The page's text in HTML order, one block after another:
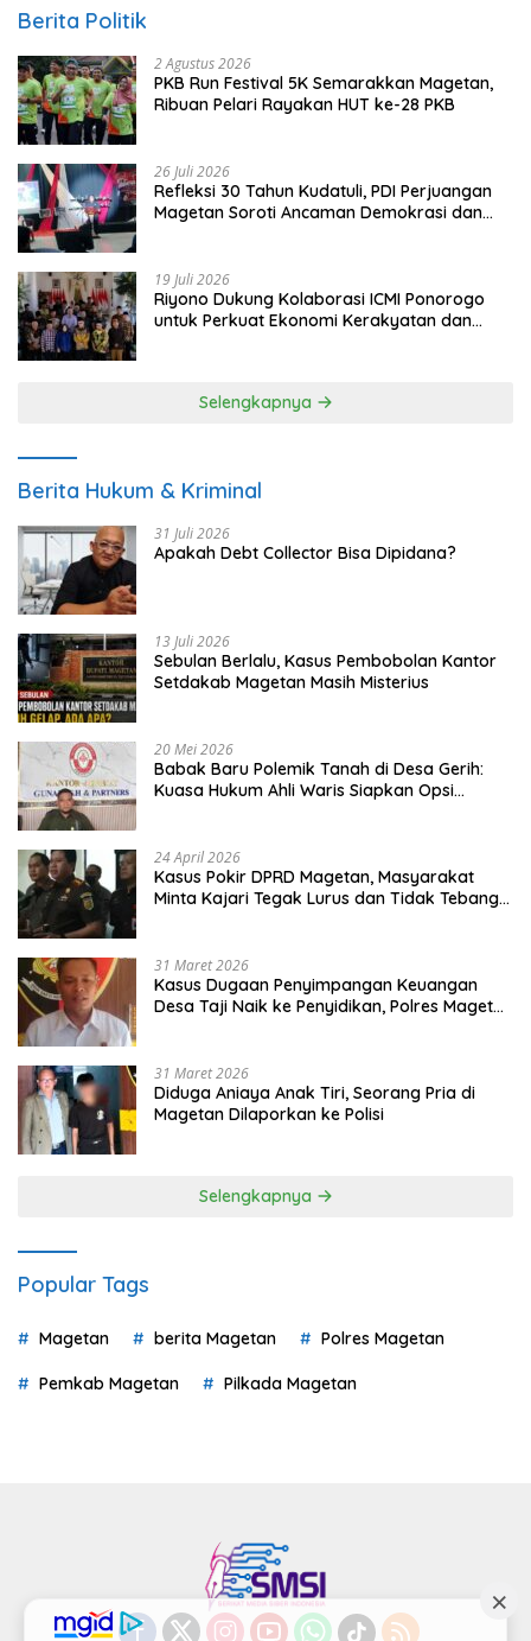
Berita Politik
2 Agustus 2026
PKB Run Festival 5K Semarakkan Magetan,
Ribuan Pelari Rayakan HUT ke-28 PKB
26 Juli 2026
Refleksi 30 Tahun Kudatuli, PDI Perjuangan
Magetan Soroti Ancaman Demokrasi dan
19 Juli 2026
Riyono Dukung Kolaborasi ICMI Ponorogo
untuk Perkuat Ekonomi Kerakyatan dan
Selengkapnya
Berita Hukum & Kriminal
31 Juli 2026
Apakah Debt Collector Bisa Dipidana?
13 Juli 2026
Sebulan Berlalu, Kasus Pembobolan Kantor
Setdakab Magetan Masih Misterius
20 Mei 2026
Babak Baru Polemik Tanah di Desa Gerih:
Kuasa Hukum Ahli Waris Siapkan Opsi
24 April 2026
Kasus Pokir DPRD Magetan, Masyarakat
Minta Kajari Tegak Lurus dan Tidak Tebang
31 Maret 2026
Kasus Dugaan Penyimpangan Keuangan
Desa Taji Naik ke Penyidikan, Polres Magetan
31 Maret 2026
Diduga Aniaya Anak Tiri, Seorang Pria di
Magetan Dilaporkan ke Polisi
Selengkapnya
Popular Tags
Magetan berita Magetan Polres Magetan
Pemkab Magetan Pilkada Magetan